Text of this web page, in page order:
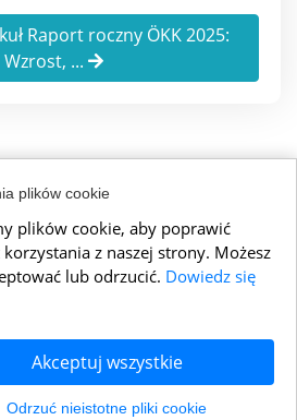
Raport roczny ÖKK 2025:
Wzrost, ...
ze Szwajcarii – Publikacja HELP
– Wszelkie prawa zastrzeżone
|Warunki korzystania|Polityka
|Polityka prywatności
plików cookie
plików cookie, aby poprawić
z naszej strony. Możesz
lub odrzucić. Dowiedz się
Akceptuj wszystkie
Odrzuć nieistotne pliki cookie